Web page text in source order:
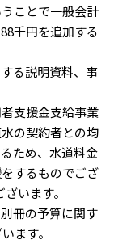
ことで一般会計
千円を追加する
る説明資料、事
支援金支給事業
の契約者との均
ため、水道料金
するものでござ
います。
冊の予算に関す
ます。